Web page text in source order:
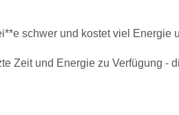
schwer und kostet viel Energie
Zeit und Energie zu Verfügung -